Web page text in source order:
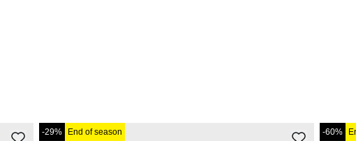
-29% End of season -60%